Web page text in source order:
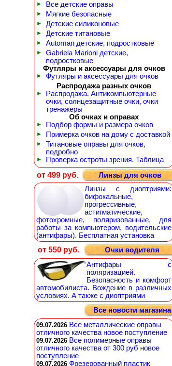
► Все детские оправы
► Мягкие безопасные
► Детские силиконовые
► Детские титановые
► Automan детские, подростковые
►
Gabriela Marioni детские,
подростковые
Футляры и аксессуары для очков
►
Футляры и аксессуары для очков
Распродажа разных очков
►
Распродажа. Антикомпьютерные
очки, солнцезащитные очки, очки
тренажеры
Об очках и оправах
► Подбор формы и размера очков
► Примерка очков на дому с доставкой
►
Титановые оправы для очков,
подробно
► Проверка остроты зрения. Таблица
от 499 руб.
Линзы для очков
Линзы с диоптриями:
бифокальные,
прогрессивные,
астигматические,
фотохромные, поляризованные, для
работы за компьютером, водительские
(антифары). Бесплатная установка
от 550 руб.
Очки водителя
Антифары с
поляризацией.
Безопасность и комфорт
автомобилиста. Вождение в различных
условиях. А также с диоптриями
Все новости магазина
09.07.2026 Все металлические оправы
отличного качества новое поступление
09.07.2026 Все полимерные оправы
отличного качества от 300 руб новое
поступление
09.07.2026 Фрезерованный пластик